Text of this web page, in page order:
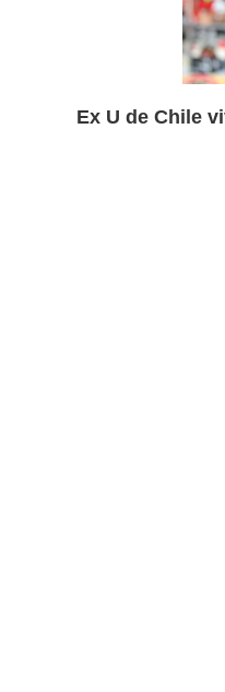
Ex U de Chile